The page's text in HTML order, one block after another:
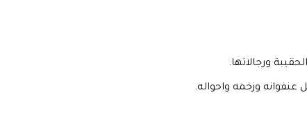
ورجالاتها.
عنفوانه وزخمه واحواله.